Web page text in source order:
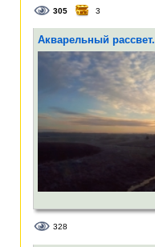
305 3
Акварельный рассвет.
328